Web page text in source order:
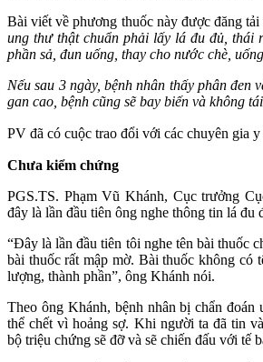
Bài viết về phương thuốc này được đăng
ung thư thật chuẩn phải lấy lá đu đủ, thái
phần sả, đun uống, thay cho nước chè,
Nếu sau 3 ngày, bệnh nhân thấy phân
gan cao, bệnh cũng sẽ bay biến và không
PV đã có cuộc trao đổi với các chuyên gia y
Chưa kiểm chứng
PGS.TS. Phạm Vũ Khánh, Cục trưởng
đây là lần đầu tiên ông nghe thông tin lá đu
“Đây là lần đầu tiên tôi nghe tên bài thuốc
bài thuốc rất mập mờ. Bài thuốc không có
lượng, thành phần”, ông Khánh nói.
Theo ông Khánh, bệnh nhân bị chẩn
thể chết vì hoảng sợ. Khi người ta đã tin
bộ triệu chứng sẽ đỡ và sẽ chiến đấu với tế